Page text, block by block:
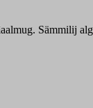
Sämmilij